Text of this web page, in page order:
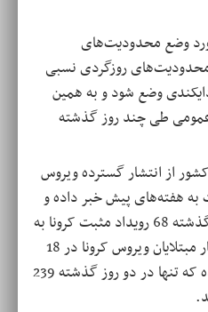
وضع محدودیت‌های
روزگردی نسبی
وضع شود و به همین
طی چند روز گذشته
از انتشار گسترده ویروس
به هفته‌های پیش خبر داده و
گفته است که در 24 ساعت گذشته 68 رویداد مثبت کرونا به
ثبت رسیده که با این رقم شمار مبتلایان ویروس کرونا در 18
ولایت کشور به 349 نفر رسیده که تنها در دو روز گذشته 239
.